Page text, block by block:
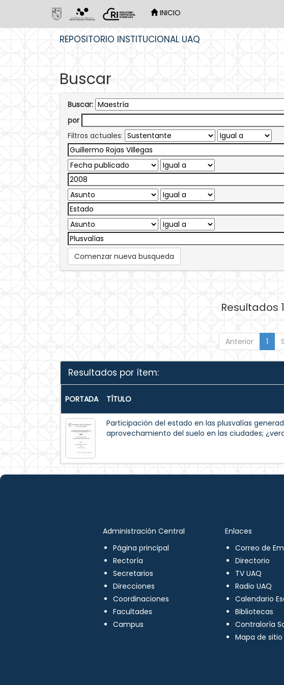
INICIO
REPOSITORIO INSTITUCIONAL UAQ
Buscar
Buscar:
por
Filtros actuales:
Comenzar nueva busqueda
Resultados
Anterior 1
Resultados por ítem:
PORTADA TÍTULO
Participación del estado en las plusvalías
aprovechamiento del suelo en las ciudades;
Administración Central
Página principal
Rectoría
Secretarios
Direcciones
Coordinaciones
Facultades
Campus
Enlaces
Correo de
Directorio
TV UAQ
Radio UAQ
Calendario
Bibliotecas
Contraloría
Mapa de sitio